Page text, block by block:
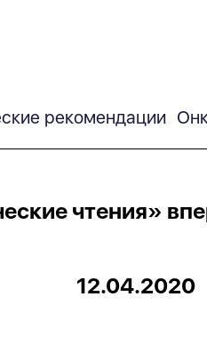
рекомендации
чтения»
12.04.2020